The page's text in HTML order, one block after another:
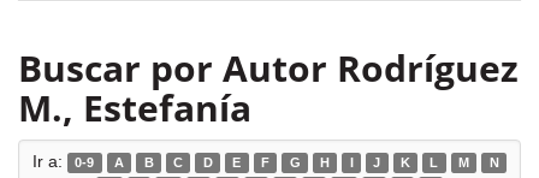
Buscar por Autor Rodríguez
M., Estefanía
Ir a: 0-9 A B C D E F G H I J K L M
N